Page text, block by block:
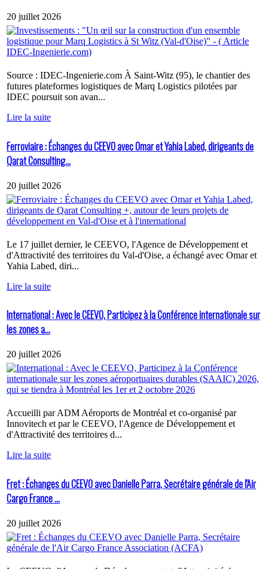
20 juillet 2026
Source : IDEC-Ingenierie.com À Saint-Witz (95), le chantier des
futures plateformes logistiques de Marq Logistics pilotées par
IDEC poursuit son avan...
Lire la suite
Ferroviaire : Échanges du CEEVO avec Omar et Yahia Labed, dirigeants de
Qarat Consulting...
20 juillet 2026
Le 17 juillet dernier, le CEEVO, l'Agence de Développement et
d'Attractivité des territoires du Val-d'Oise, a échangé avec Omar et
Yahia Labed, diri...
Lire la suite
International : Avec le CEEVO, Participez à la Conférence internationale sur
les zones a...
20 juillet 2026
Accueilli par ADM Aéroports de Montréal et co-organisé par
Innovitech et par le CEEVO, l'Agence de Développement et
d'Attractivité des territoires d...
Lire la suite
Fret : Échanges du CEEVO avec Danielle Parra, Secrétaire générale de l'Air
Cargo France ...
20 juillet 2026